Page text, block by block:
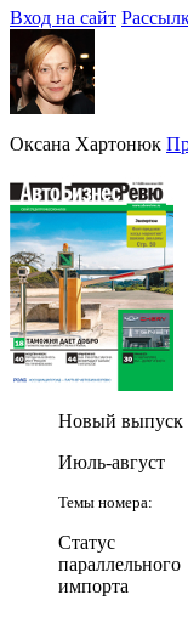
Вход на сайт
Оксана Хартонюк
Новый выпуск
Июль-август
Темы номера:
Статус
параллельного
импорта